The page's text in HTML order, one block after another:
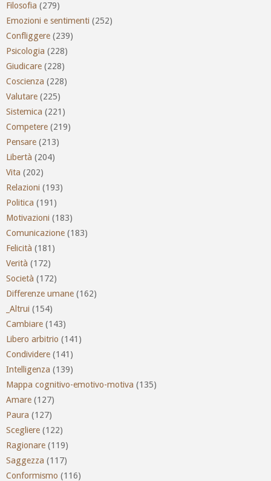
Filosofia (279)
Emozioni e sentimenti (252)
Confliggere (239)
Psicologia (228)
Giudicare (228)
Coscienza (228)
Valutare (225)
Sistemica (221)
Competere (219)
Pensare (213)
Libertà (204)
Vita (202)
Relazioni (193)
Politica (191)
Motivazioni (183)
Comunicazione (183)
Felicità (181)
Verità (172)
Società (172)
Differenze umane (162)
_Altrui (154)
Cambiare (143)
Libero arbitrio (141)
Condividere (141)
Intelligenza (139)
Mappa cognitivo-emotivo-motiva (135)
Amare (127)
Paura (127)
Scegliere (122)
Ragionare (119)
Saggezza (117)
Conformismo (116)